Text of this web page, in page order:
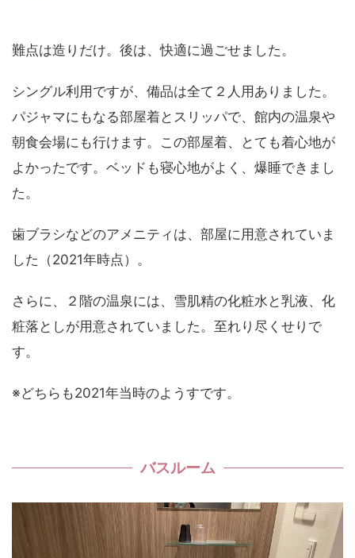
難点は造りだけ。後は、快適に過ごせました。
シングル利用ですが、備品は全て２人用ありました。
パジャマにもなる部屋着とスリッパで、館内の温泉や
朝食会場にも行けます。この部屋着、とても着心地が
よかったです。ベッドも寝心地がよく、爆睡できまし
た。
歯ブラシなどのアメニティは、部屋に用意されていま
した（2021年時点）。
さらに、２階の温泉には、雪肌精の化粧水と乳液、化
粧落としが用意されていました。至れり尽くせりで
す。
※どちらも2021年当時のようすです。
バスルーム